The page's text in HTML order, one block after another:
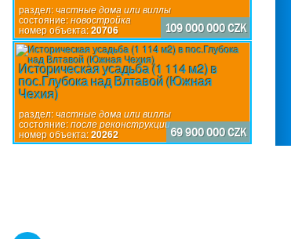
раздел:частные дома или виллы
состояние:новостройка
номер объекта:20706 109 000 000 CZK
Историческая усадьба (1 114 м2) в
пос.Глубока над Влтавой (Южная
Чехия)
раздел:частные дома или виллы
состояние:после реконструкции
номер объекта:20262 69 900 000 CZK